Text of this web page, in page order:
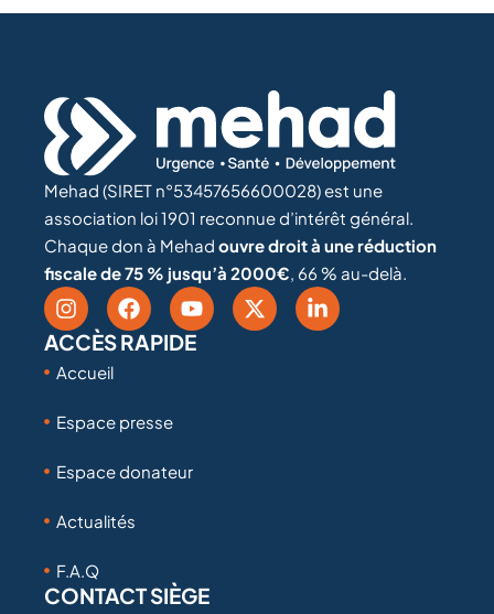
Mehad (SIRET n°53457656600028) est une
association loi 1901 reconnue d’intérêt général.
Chaque don à Mehad ouvre droit à une réduction
fiscale de 75 % jusqu’à 2000€, 66 % au-delà.
ACCÈS RAPIDE
Accueil
Espace presse
Espace donateur
Actualités
F.A.Q
CONTACT SIÈGE